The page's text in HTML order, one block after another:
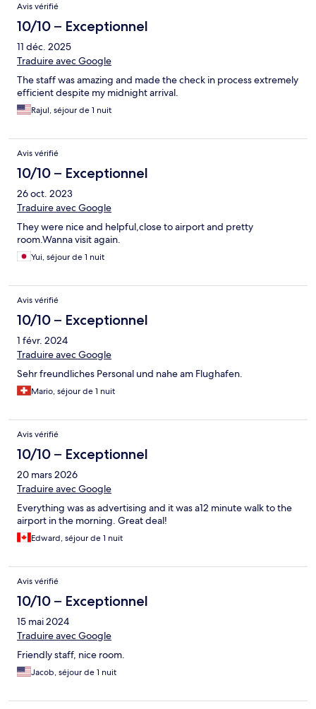
Avis vérifié
10/10 – Exceptionnel
11 déc. 2025
Traduire avec Google
The staff was amazing and made the check in process extremely
efficient despite my midnight arrival.
Rajul, séjour de 1 nuit
Avis vérifié
10/10 – Exceptionnel
26 oct. 2023
Traduire avec Google
They were nice and helpful,close to airport and pretty
room.Wanna visit again.
Yui, séjour de 1 nuit
Avis vérifié
10/10 – Exceptionnel
1 févr. 2024
Traduire avec Google
Sehr freundliches Personal und nahe am Flughafen.
Mario, séjour de 1 nuit
Avis vérifié
10/10 – Exceptionnel
20 mars 2026
Traduire avec Google
Everything was as advertising and it was a12 minute walk to the
airport in the morning. Great deal!
Edward, séjour de 1 nuit
Avis vérifié
10/10 – Exceptionnel
15 mai 2024
Traduire avec Google
Friendly staff, nice room.
Jacob, séjour de 1 nuit